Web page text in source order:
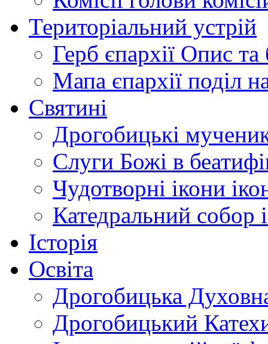
Територіальний устрій
Герб єпархії Опис та
Мапа єпархії поділ
Святині
Дрогобицькі
Слуги Божі в
Чудотворні ікони
Катедральний собор
Історія
Освіта
Дрогобицька
Дрогобицький